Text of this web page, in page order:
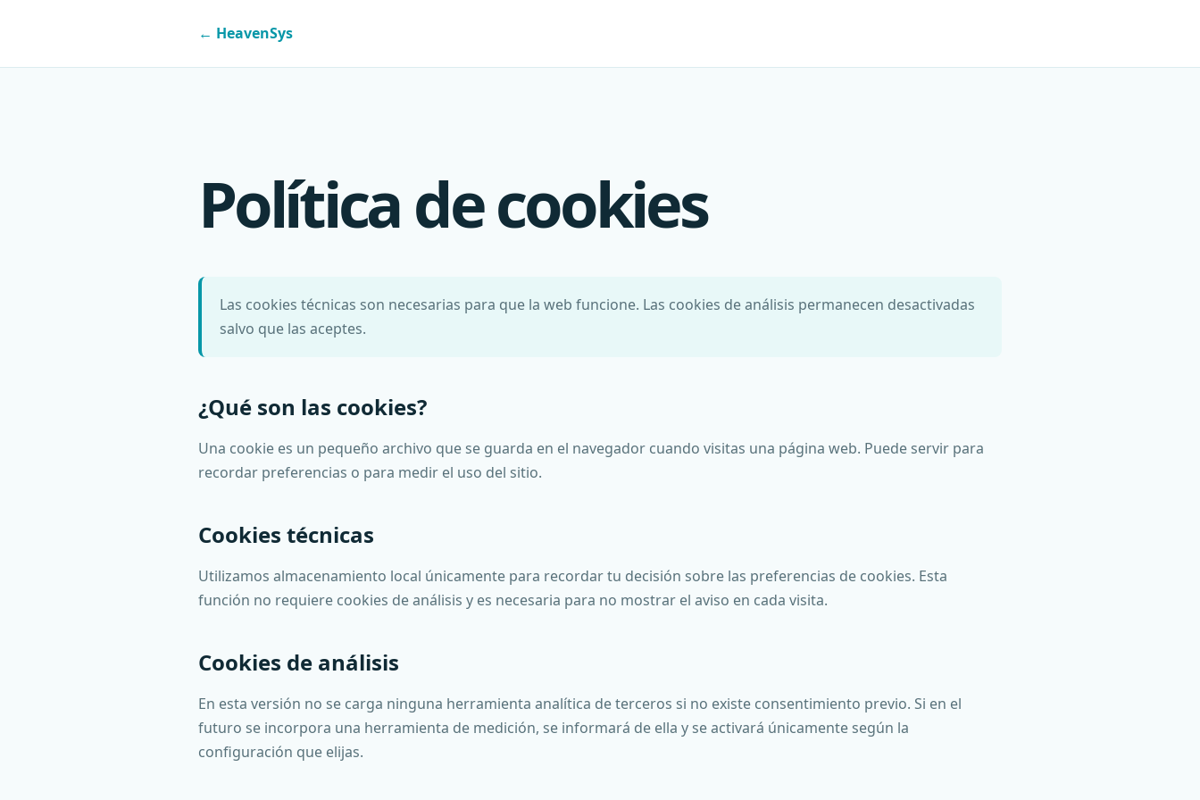
← HeavenSys
Política de cookies
Las cookies técnicas son necesarias para que la web funcione. Las cookies de análisis permanecen desactivadas
salvo que las aceptes.
¿Qué son las cookies?
Una cookie es un pequeño archivo que se guarda en el navegador cuando visitas una página web. Puede servir para
recordar preferencias o para medir el uso del sitio.
Cookies técnicas
Utilizamos almacenamiento local únicamente para recordar tu decisión sobre las preferencias de cookies. Esta
función no requiere cookies de análisis y es necesaria para no mostrar el aviso en cada visita.
Cookies de análisis
En esta versión no se carga ninguna herramienta analítica de terceros si no existe consentimiento previo. Si en el
futuro se incorpora una herramienta de medición, se informará de ella y se activará únicamente según la
configuración que elijas.